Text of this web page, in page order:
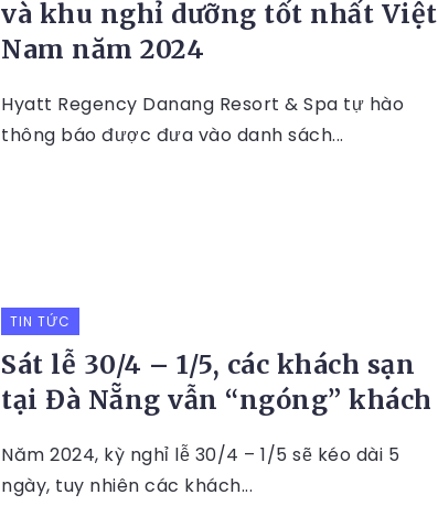
và khu nghỉ dưỡng tốt nhất Việt
Nam năm 2024
Hyatt Regency Danang Resort & Spa tự hào
thông báo được đưa vào danh sách...
TIN TỨC
Sát lễ 30/4 – 1/5, các khách sạn
tại Đà Nẵng vẫn “ngóng” khách
Năm 2024, kỳ nghỉ lễ 30/4 – 1/5 sẽ kéo dài 5
ngày, tuy nhiên các khách...